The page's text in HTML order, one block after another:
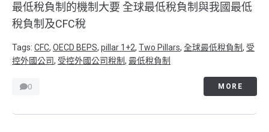
最低稅負制的機制大要 全球最低稅負制與我國最低
稅負制及CFC稅
Tags: CFC, OECD BEPS, pillar 1+2, Two Pillars, 全球最低稅負制, 受
控外國公司, 受控外國公司稅制, 最低稅負制
0 MORE